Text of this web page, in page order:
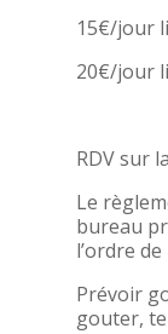
15€/jour
20€/jour
RDV sur
Le
bureau
l’ordre de
Prévoir
gouter,